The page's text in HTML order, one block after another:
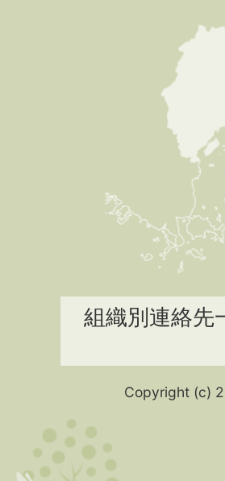
組織別連絡先
Copyright (c)